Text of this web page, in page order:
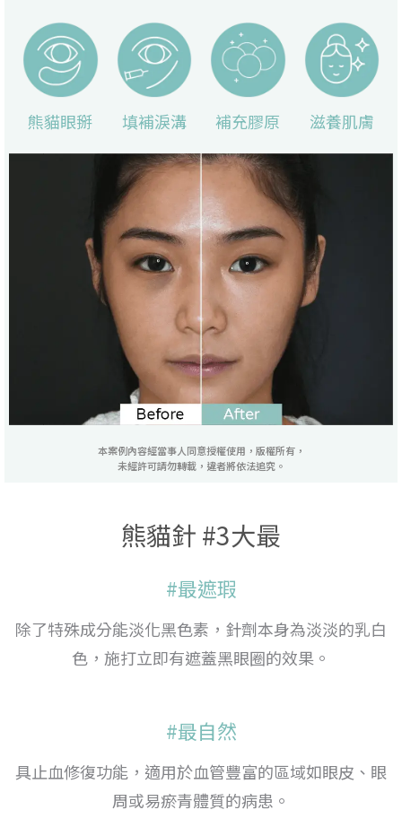
熊貓眼掰 填補淚溝 補充膠原 滋養肌膚
本案例內容經當事人同意授權使用，版權所有，
未經許可請勿轉載，違者將依法追究。
熊貓針 #3大最
#最遮瑕
除了特殊成分能淡化黑色素，針劑本身為淡淡的乳白
色，施打立即有遮蓋黑眼圈的效果。
#最自然
具止血修復功能，適用於血管豐富的區域如眼皮、眼
周或易瘀青體質的病患。